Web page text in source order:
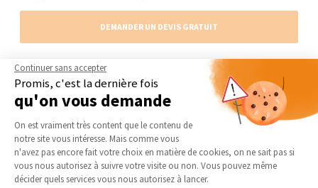
DEMANDER UN DEVIS GRATUIT
Les réalisations similaires
Rénovation de cuisine
Continuer sans accepter
Promis, c'est la dernière fois
qu'on vous demande
Plateforme de Gestion du
On est vraiment très content que le contenu de
notre site vous intéresse. Mais comme vous
n'avez pas encore fait votre choix en matière de cookies, on ne sait pas si
vous nous autorisez à suivre votre visite ou non. Vous pouvez même
décider quels services vous nous autorisez à lancer.
Axeptio consent